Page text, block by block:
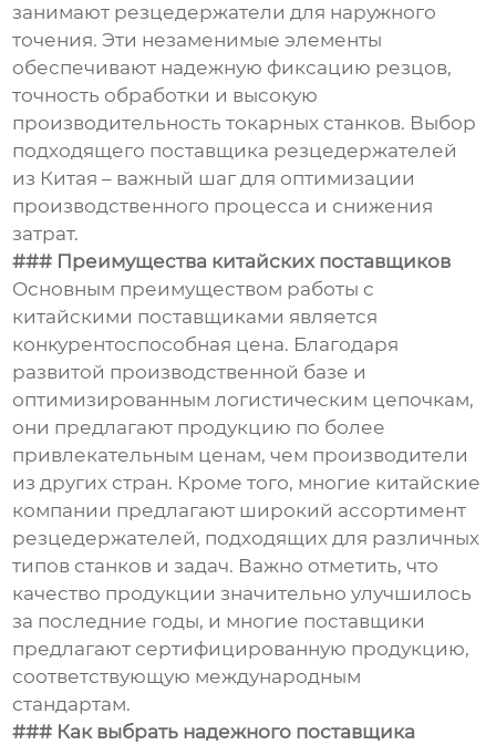
занимают резцедержатели для наружного
точения. Эти незаменимые элементы
обеспечивают надежную фиксацию резцов,
точность обработки и высокую
производительность токарных станков. Выбор
подходящего поставщика резцедержателей
из Китая – важный шаг для оптимизации
производственного процесса и снижения
затрат.
### Преимущества китайских поставщиков
Основным преимуществом работы с
китайскими поставщиками является
конкурентоспособная цена. Благодаря
развитой производственной базе и
оптимизированным логистическим цепочкам,
они предлагают продукцию по более
привлекательным ценам, чем производители
из других стран. Кроме того, многие китайские
компании предлагают широкий ассортимент
резцедержателей, подходящих для различных
типов станков и задач. Важно отметить, что
качество продукции значительно улучшилось
за последние годы, и многие поставщики
предлагают сертифицированную продукцию,
соответствующую международным
стандартам.
### Как выбрать надежного поставщика